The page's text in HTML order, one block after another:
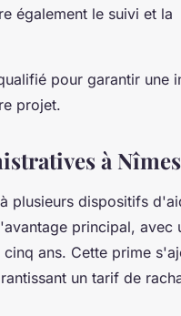
également le suivi et la
pour garantir une
projet.
à Nîmes
plusieurs dispositifs
principal, avec
ans. Cette prime
un tarif de